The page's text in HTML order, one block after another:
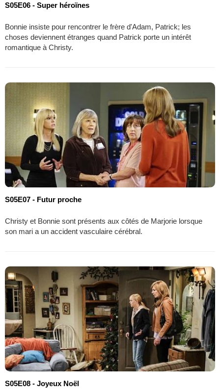
S05E06 - Super héroïnes
Bonnie insiste pour rencontrer le frère d'Adam, Patrick; les
choses deviennent étranges quand Patrick porte un intérêt
romantique à Christy.
S05E07 - Futur proche
Christy et Bonnie sont présents aux côtés de Marjorie lorsque
son mari a un accident vasculaire cérébral.
S05E08 - Joyeux Noël